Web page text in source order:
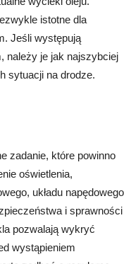
istotne dla
Jeśli występują
należy je jak najszybciej
sytuacji na drodze.
zadanie, które powinno
oświetlenia,
układu napędowego
i sprawności
pozwalają wykryć
wystąpieniem